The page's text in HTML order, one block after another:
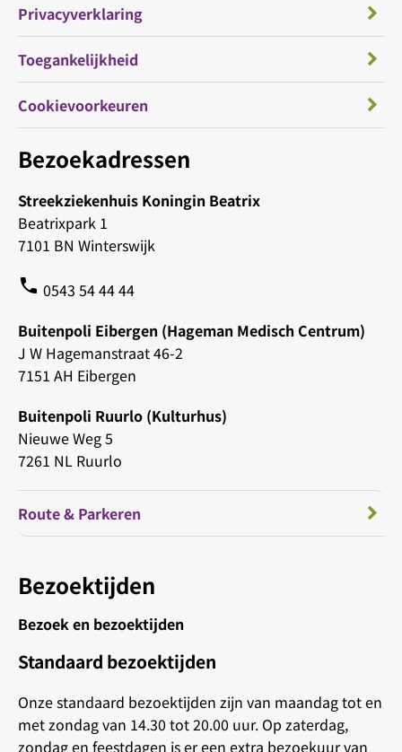
Bezoekadressen
Streekziekenhuis Koningin Beatrix
Beatrixpark 1
7101 BN Winterswijk
phone 0543 54 44 44
Buitenpoli Eibergen (Hageman Medisch Centrum)
J W Hagemanstraat 46-2
7151 AH Eibergen
Buitenpoli Ruurlo (Kulturhus)
Nieuwe Weg 5
7261 NL Ruurlo
Route & Parkeren
Bezoektijden
Bezoek en bezoektijden
Standaard bezoektijden
Onze standaard bezoektijden zijn van maandag tot en
met zondag van 14.30 tot 20.00 uur. Op zaterdag,
zondag en feestdagen is er een extra bezoekuur van
Privacyverklaring
Toegankelijkheid
Cookievoorkeuren